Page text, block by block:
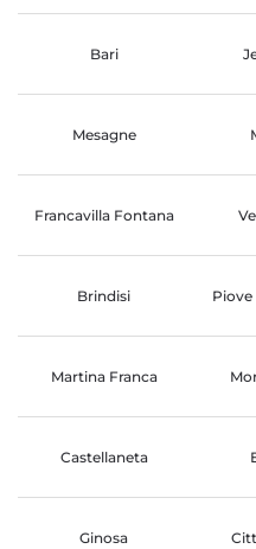
Bari
Mesagne
Francavilla Fontana
Brindisi Piove
Martina Franca
Castellaneta
Ginosa